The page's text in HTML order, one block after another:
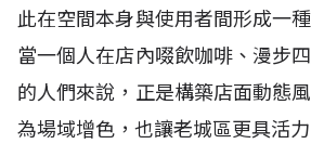
此在空間本身與使用者間形成一
當一個人在店內啜飲咖啡、漫步
的人們來說，正是構築店面動態
為場域增色，也讓老城區更具活力